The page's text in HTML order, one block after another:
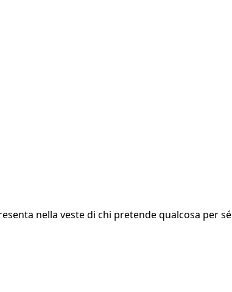
nella veste di chi pretende qualcosa per sé